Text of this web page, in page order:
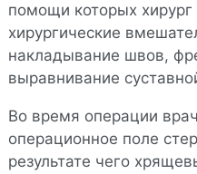
помощи которых
хирургические
накладывание швов,
выравнивание
Во время операции
операционное поле
результате чего